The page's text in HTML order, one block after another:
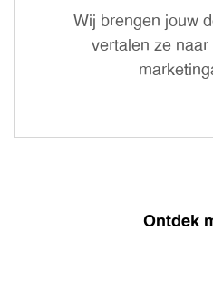
Wij brengen jouw
vertalen ze
Ontdek